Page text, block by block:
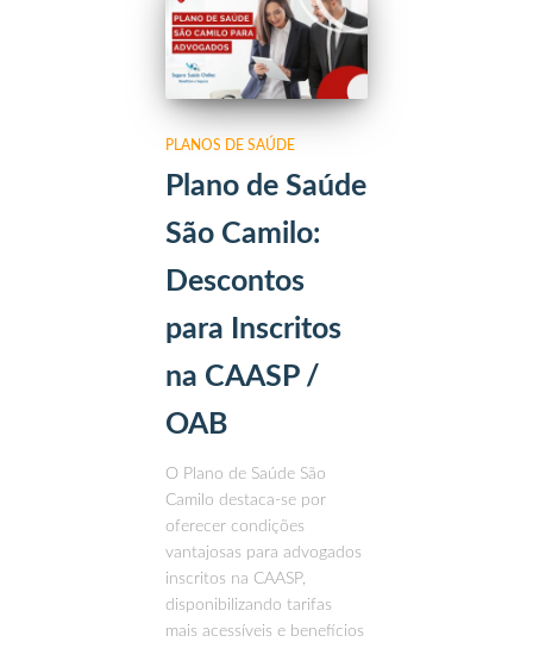
PLANOS DE SAÚDE
Plano de Saúde
São Camilo:
Descontos
para Inscritos
na CAASP /
OAB
O Plano de Saúde São
Camilo destaca-se por
oferecer condições
vantajosas para advogados
inscritos na CAASP,
disponibilizando tarifas
mais acessíveis e benefícios